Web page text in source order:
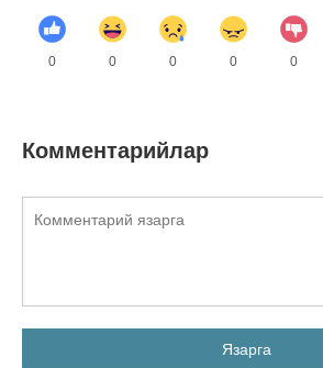
0 0 0 0 0
Комментарийлар
Язарга